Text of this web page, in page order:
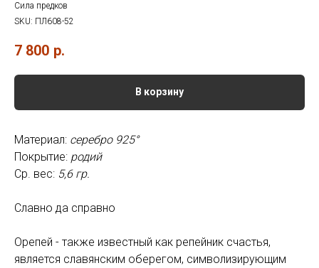
Сила предков
SKU: ПЛ608-52
7 800 р.
В корзину
Материал: серебро 925°
Покрытие: родий
Ср. вес: 5,6 гр.
Славно да справно
Орепей - также известный как репейник счастья,
является славянским оберегом, символизирующим